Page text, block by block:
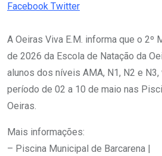
Facebook TwitterYoutube
LinkedIn
Whatsapp
Cloud
A Oeiras Viva E.M. informa que o 2º
de 2026 da Escola de Natação da
alunos dos níveis AMA, N1, N2 e
período de 02 a 10 de maio nas
Oeiras.
Mais informações:
– Piscina Municipal de Barcarena |